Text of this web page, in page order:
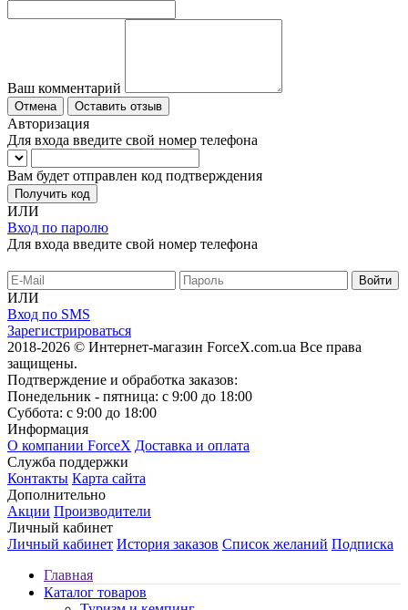
Ваш комментарий
Отмена Оставить отзыв
Авторизация
Для входа введите свой номер телефона
Вам будет отправлен код подтверждения
Получить код
ИЛИ
Вход по паролю
Для входа введите свой номер телефона
ИЛИ
Вход по SMS
Зарегистрироваться
2018-2026 © Интернет-магазин ForceX.com.ua Все права
защищены.
Подтверждение и обработка заказов:
Понедельник - пятница: с 9:00 до 18:00
Суббота: с 9:00 до 18:00
Информация
О компании ForceX Доставка и оплата
Служба поддержки
Контакты Карта сайта
Дополнительно
Акции Производители
Личный кабинет
Личный кабинет История заказов Список желаний Подписка
Главная
Каталог товаров